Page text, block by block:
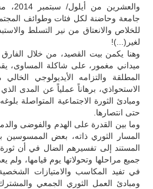
جامعة وحاضنة لكل فئات وطوائف
للخلاص والانعتاق من نير التسلط
لغير(...)!
وهنا يكمن بيت القصيد، من خلال
ميداني مغمور، على شاكلة المساوى،
المطلقة والتزامه الأيديولوجي
الاستحواذي، برهاناً عملياً عن المدى
ومبادئ الثورة الاجتماعية المتواصلة
حتى انتصارها.
وما بين القدرة على الهدم والفوضى
المسار الثوري ذاته، بعض الممسوسين
جميع مراحلها وتحولاتها يوم قيامها،
في تفيد المكاسب والامتيازات
ومبادئ العمل الثوري الجمعي